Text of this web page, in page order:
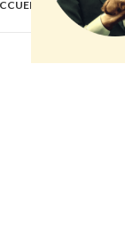
VOIR TOUT